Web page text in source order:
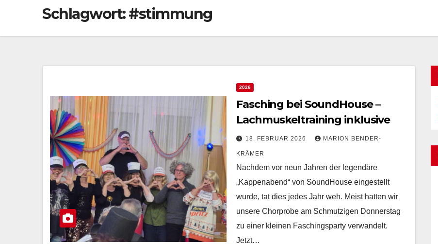
Schlagwort:#stimmung
2026
Fasching bei SoundHouse –
Lachmuskeltraining inklusive
18. FEBRUAR 2026 MARION BENDER-
KRÄMER
Nachdem vor neun Jahren der legendäre
„Kappenabend“ von SoundHouse eingestellt
wurde, tat dies jedes Jahr weh. Meist hatten wir
unsere Chorprobe am Schmutzigen Donnerstag
zu einer kleinen Faschingsparty verwandelt.
Jetzt…